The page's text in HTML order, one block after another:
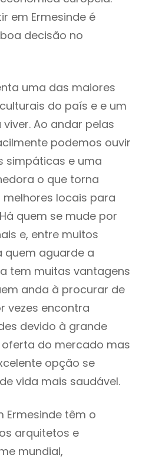
em Ermesinde é
decisão no
uma das maiores
do país e e um
Ao andar pelas
podemos ouvir
simpáticas e uma
o que torna
melhores locais para
quem se mude por
e, entre muitos
quem aguarde a
tem muitas vantagens
anda à procurar de
vezes encontra
devido à grande
do mercado mas
opção se
vida mais saudável.
Ermesinde têm o
arquitetos e
mundial,